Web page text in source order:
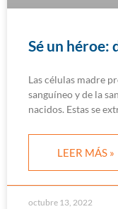
Sé un héroe:
Las células madre
sanguíneo y de la
nacidos. Estas se
LEER MÁS »
octubre 13, 2022